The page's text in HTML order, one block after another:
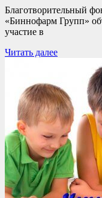
Благотворительный
«Биннофарм Групп»
участие в
Читать далее